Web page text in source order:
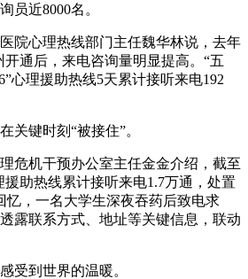
员近8000名。
院心理热线部门主任魏华林说，去年
开通后，来电咨询量明显提高。“五
心理援助热线5天累计接听来电192
关键时刻“被接住”。
危机干预办公室主任金金介绍，截至
援助热线累计接听来电1.7万通，处置
忆，一名大学生深夜吞药后致电求
露联系方式、地址等关键信息，联动
受到世界的温暖。